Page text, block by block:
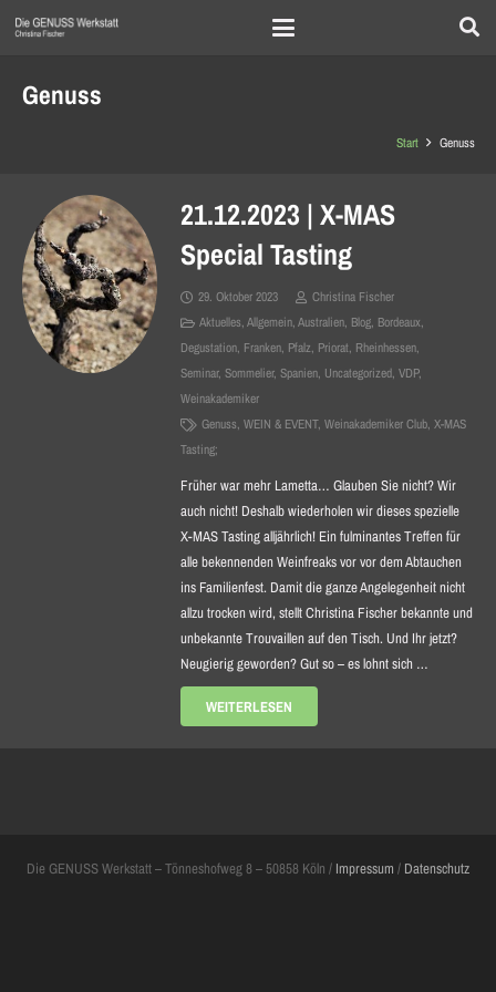
Genuss
Start Genuss
21.12.2023 | X-MAS
Special Tasting
29. Oktober 2023
Christina Fischer
Aktuelles,Allgemein,Australien, Blog, Bordeaux,
Degustation, Franken, Pfalz, Priorat, Rheinhessen,
Seminar, Sommelier, Spanien, Uncategorized, VDP,
Weinakademiker
Genuss,WEIN & EVENT,Weinakademiker Club,X-MAS
Tasting;
Früher war mehr Lametta… Glauben Sie nicht? Wir
auch nicht! Deshalb wiederholen wir dieses spezielle
X-MAS Tasting alljährlich! Ein fulminantes Treffen für
alle bekennenden Weinfreaks vor vor dem Abtauchen
ins Familienfest. Damit die ganze Angelegenheit nicht
allzu trocken wird, stellt Christina Fischer bekannte und
unbekannte Trouvaillen auf den Tisch. Und Ihr jetzt?
Neugierig geworden? Gut so – es lohnt sich …
WEITERLESEN
Die GENUSS Werkstatt – Tönneshofweg 8 – 50858 Köln / Impressum / Datenschutz